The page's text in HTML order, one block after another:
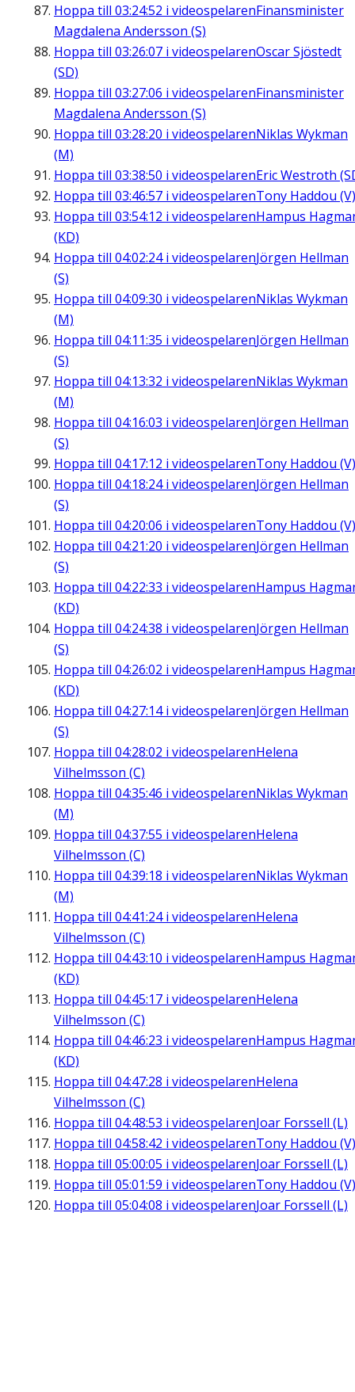
Hoppa till 03:24:52 i videospelarenFinansminister
Magdalena Andersson (S)
Hoppa till 03:26:07 i videospelarenOscar Sjöstedt
(SD)
Hoppa till 03:27:06 i videospelarenFinansminister
Magdalena Andersson (S)
Hoppa till 03:28:20 i videospelarenNiklas Wykman
(M)
Hoppa till 03:38:50 i videospelarenEric Westroth
Hoppa till 03:46:57 i videospelarenTony Haddou (V)
Hoppa till 03:54:12 i videospelarenHampus
(KD)
Hoppa till 04:02:24i videospelarenJörgen Hellman
(S)
Hoppa till 04:09:30 i videospelarenNiklas Wykman
(M)
Hoppa till 04:11:35 i videospelarenJörgen Hellman
(S)
Hoppa till 04:13:32 i videospelarenNiklas Wykman
(M)
Hoppa till 04:16:03 i videospelarenJörgen Hellman
(S)
Hoppa till 04:17:12 i videospelarenTony Haddou (V)
Hoppa till 04:18:24i videospelarenJörgen Hellman
(S)
Hoppa till 04:20:06 i videospelarenTony Haddou (V)
Hoppa till 04:21:20 i videospelarenJörgen Hellman
(S)
Hoppa till 04:22:33 i videospelarenHampus
(KD)
Hoppa till 04:24:38 i videospelarenJörgen Hellman
(S)
Hoppa till 04:26:02 i videospelarenHampus
(KD)
Hoppa till 04:27:14i videospelarenJörgen Hellman
(S)
Hoppa till 04:28:02 i videospelarenHelena
Vilhelmsson (C)
Hoppa till 04:35:46 i videospelarenNiklas Wykman
(M)
Hoppa till 04:37:55 i videospelarenHelena
Vilhelmsson (C)
Hoppa till 04:39:18 i videospelarenNiklas Wykman
(M)
Hoppa till 04:41:24i videospelarenHelena
Vilhelmsson (C)
Hoppa till 04:43:10 i videospelarenHampus
(KD)
Hoppa till 04:45:17 i videospelarenHelena
Vilhelmsson (C)
Hoppa till 04:46:23 i videospelarenHampus
(KD)
Hoppa till 04:47:28 i videospelarenHelena
Vilhelmsson (C)
Hoppa till 04:48:53 i videospelarenJoar Forssell (L)
Hoppa till 04:58:42 i videospelarenTony Haddou (V)
Hoppa till 05:00:05 i videospelarenJoar Forssell (L)
Hoppa till 05:01:59 i videospelarenTony Haddou (V)
Hoppa till 05:04:08 i videospelarenJoar Forssell (L)